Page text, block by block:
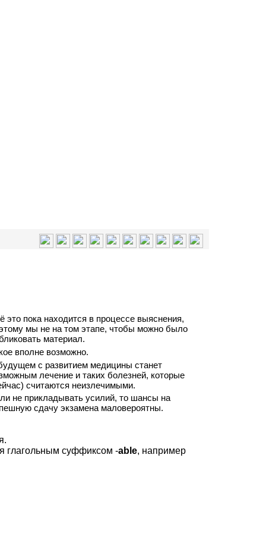
это пока находится в процессе выяснения,
мы не на том этапе, чтобы можно было
материал.
вполне возможно.
с развитием медицины станет
лечение и таких болезней, которые
считаются неизлечимыми.
не прикладывать усилий, то шансы на
сдачу экзамена маловероятны.
глагольным суффиксом -able, например